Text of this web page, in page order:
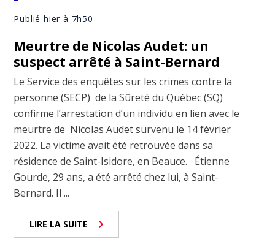
Publié hier à 7h50
Meurtre de Nicolas Audet: un
suspect arrêté à Saint-Bernard
Le Service des enquêtes sur les crimes contre la
personne (SECP) de la Sûreté du Québec (SQ)
confirme l’arrestation d’un individu en lien avec le
meurtre de Nicolas Audet survenu le 14 février
2022. La victime avait été retrouvée dans sa
résidence de Saint-Isidore, en Beauce. Étienne
Gourde, 29 ans, a été arrêté chez lui, à Saint-
Bernard. Il ...
LIRE LA SUITE